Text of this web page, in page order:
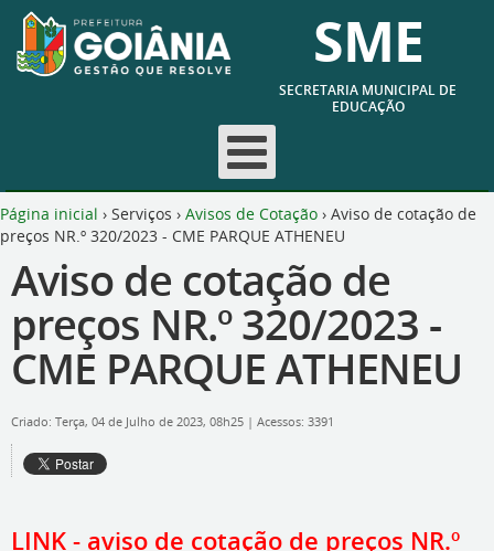
SME
SECRETARIA MUNICIPAL DE
EDUCAÇÃO
Página inicial › Serviços › Avisos de Cotação › Aviso de cotação de
preços NR.º 320/2023 - CME PARQUE ATHENEU
Aviso de cotação de
preços NR.º 320/2023 -
CME PARQUE ATHENEU
Criado: Terça, 04 de Julho de 2023, 08h25 | Acessos: 3391
LINK - aviso de cotação de preços NR.º